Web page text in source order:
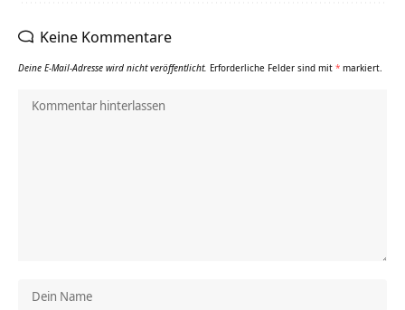
Keine Kommentare
Deine E-Mail-Adresse wird nicht veröffentlicht. Erforderliche Felder sind mit * markiert.